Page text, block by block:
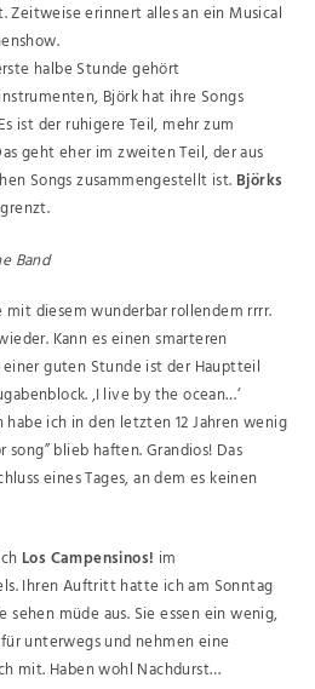
Zeitweise erinnert alles an ein Musical
halbe Stunde gehört
Björk hat ihre Songs
ist der ruhigere Teil, mehr zum
geht eher im zweiten Teil, der aus
Songs zusammengestellt ist. Björks
Band
mit diesem wunderbar rollendem rrrr.
Kann es einen smarteren
guten Stunde ist der Hauptteil
‚I live by the ocean…‘
ich in den letzten 12 Jahren wenig
song” blieb haften. Grandios! Das
eines Tages, an dem es keinen
Los Campensinos! im
Ihren Auftritt hatte ich am Sonntag
müde aus. Sie essen ein wenig,
unterwegs und nehmen eine
mit. Haben wohl Nachdurst…